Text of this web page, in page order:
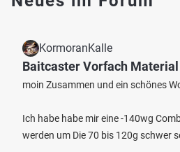
KormoranKalle
Baitcaster Vorfach
moin Zusammen und ein schönes
Ich habe habe mir eine -140wg
werden um Die 70 bis 120g schwer